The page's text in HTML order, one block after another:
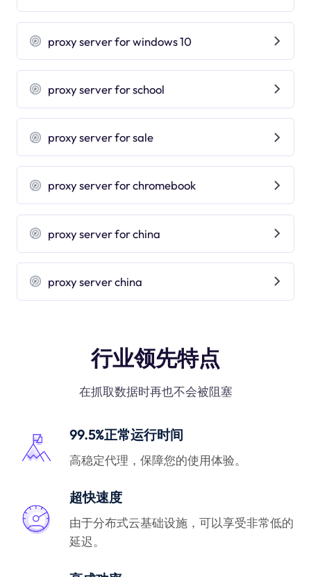
proxy server for windows 10
proxy server for school
proxy server for sale
proxy server for chromebook
proxy server for china
proxy server china
行业领先特点
在抓取数据时再也不会被阻塞
99.5%正常运行时间
高稳定代理，保障您的使用体验。
超快速度
由于分布式云基础设施，可以享受非常低的
延迟。